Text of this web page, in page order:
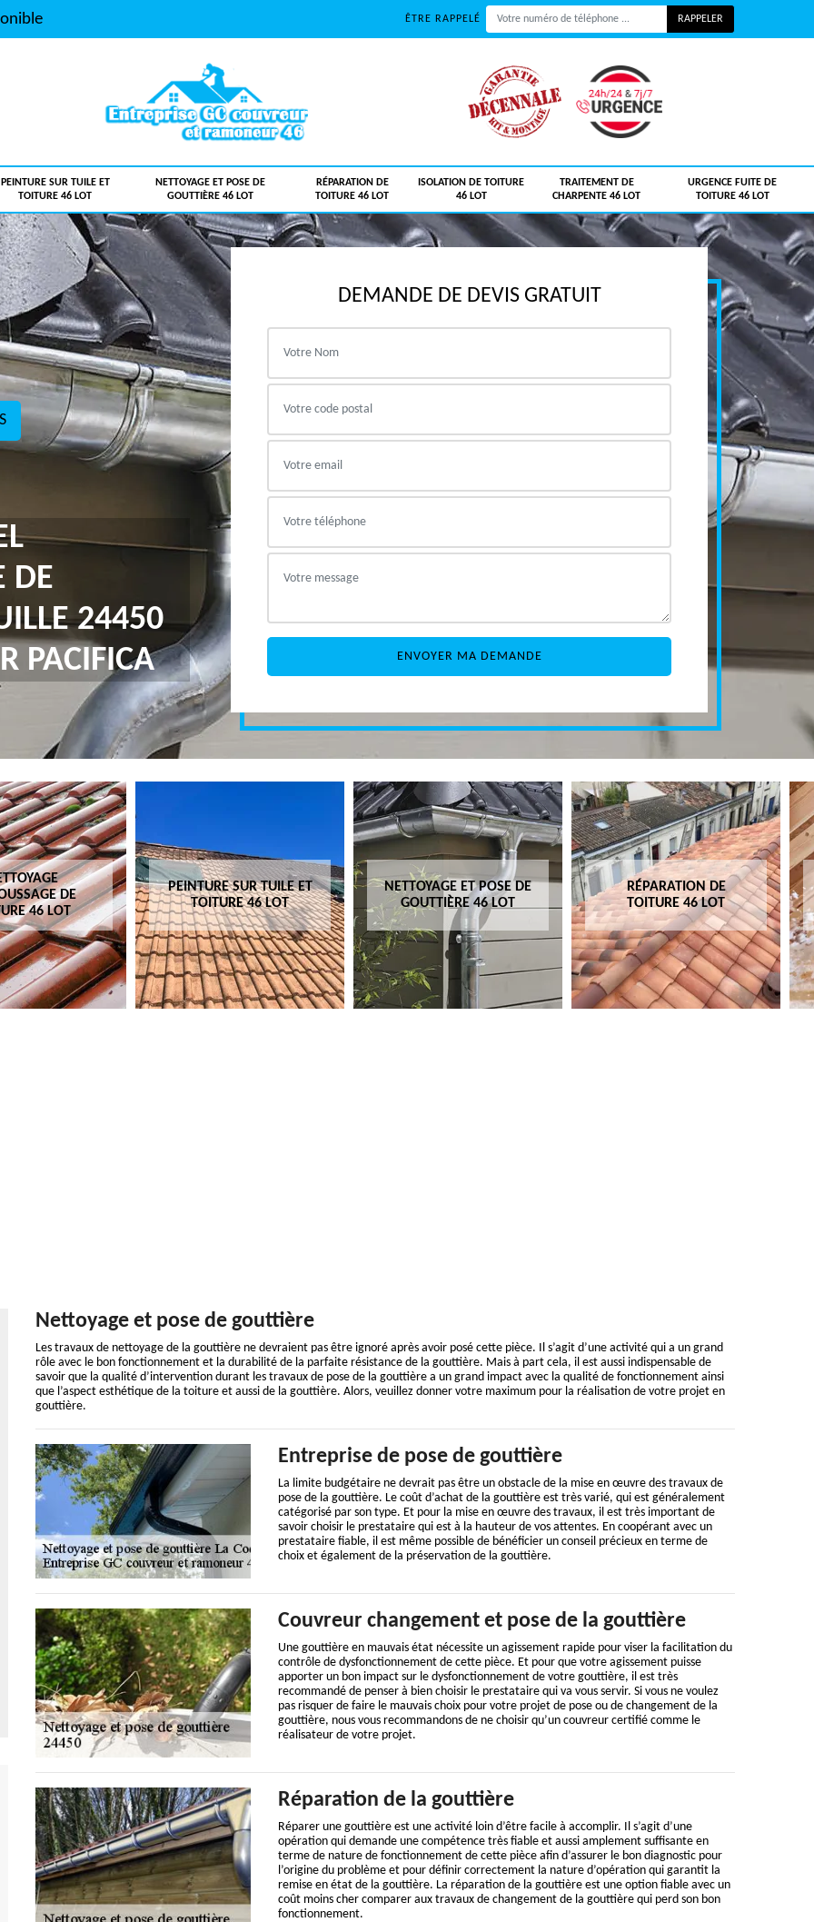
ÊTRE RAPPELÉ
PEINTURE SUR TUILE ET
TOITURE 46 LOT
NETTOYAGE ET POSE DE
GOUTTIÈRE 46 LOT
RÉPARATION DE
TOITURE 46 LOT
ISOLATION DE TOITURE
46 LOT
TRAITEMENT DE
CHARPENTE 46 LOT
URGENCE FUITE DE
TOITURE 46 LOT
DE
24450
PACIFICA
DEMANDE DE DEVIS GRATUIT
DE
46 LOT
PEINTURE SUR TUILE ET
TOITURE 46 LOT
NETTOYAGE ET POSE DE
GOUTTIÈRE 46 LOT
RÉPARATION DE
TOITURE 46 LOT
Nettoyage et pose de gouttière
Les travaux de nettoyage de la gouttière ne devraient pas être ignoré après avoir posé cette pièce. Il s’agit d’une activité qui a un grand
rôle avec le bon fonctionnement et la durabilité de la parfaite résistance de la gouttière. Mais à part cela, il est aussi indispensable de
savoir que la qualité d’intervention durant les travaux de pose de la gouttière a un grand impact avec la qualité de fonctionnement ainsi
que l’aspect esthétique de la toiture et aussi de la gouttière. Alors, veuillez donner votre maximum pour la réalisation de votre projet en
gouttière.
Entreprise de pose de gouttière
La limite budgétaire ne devrait pas être un obstacle de la mise en œuvre des travaux de
pose de la gouttière. Le coût d’achat de la gouttière est très varié, qui est généralement
catégorisé par son type. Et pour la mise en œuvre des travaux, il est très important de
savoir choisir le prestataire qui est à la hauteur de vos attentes. En coopérant avec un
prestataire fiable, il est même possible de bénéficier un conseil précieux en terme de
choix et également de la préservation de la gouttière.
Couvreur changement et pose de la gouttière
Une gouttière en mauvais état nécessite un agissement rapide pour viser la facilitation du
contrôle de dysfonctionnement de cette pièce. Et pour que votre agissement puisse
apporter un bon impact sur le dysfonctionnement de votre gouttière, il est très
recommandé de penser à bien choisir le prestataire qui va vous servir. Si vous ne voulez
pas risquer de faire le mauvais choix pour votre projet de pose ou de changement de la
gouttière, nous vous recommandons de ne choisir qu’un couvreur certifié comme le
réalisateur de votre projet.
Réparation de la gouttière
Réparer une gouttière est une activité loin d’être facile à accomplir. Il s’agit d’une
opération qui demande une compétence très fiable et aussi amplement suffisante en
terme de nature de fonctionnement de cette pièce afin d’assurer le bon diagnostic pour
l’origine du problème et pour définir correctement la nature d’opération qui garantit la
remise en état de la gouttière. La réparation de la gouttière est une option fiable avec un
coût moins cher comparer aux travaux de changement de la gouttière qui perd son bon
fonctionnement.